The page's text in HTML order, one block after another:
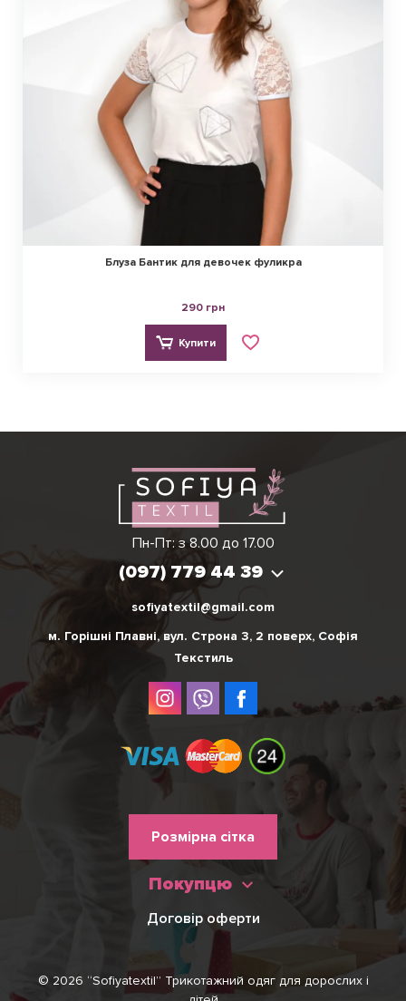
Блуза Бантик для девочек фуликра
290 грн
Купити
Пн-Пт: з 8.00 до 17.00
(097) 779 44 39
Вікторія
(097) 779 44 39
sofiyatextil@gmail.com
м. Горішні Плавні, вул. Строна 3, 2 поверх, Софія
Текстиль
колонтитулу
Розмірна сітка
Покупцю
Договір оферти
© 2026 “Sofiyatextil” Трикотажний одяг для дорослих і